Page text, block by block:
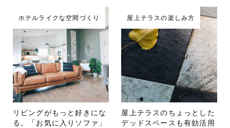
ホテルライクな空間づくり
リビングがもっと好きにな
る。「お気に入りソファ」
屋上テラスの楽しみ方
屋上テラスのちょっとした
デッドスペースも有効活用